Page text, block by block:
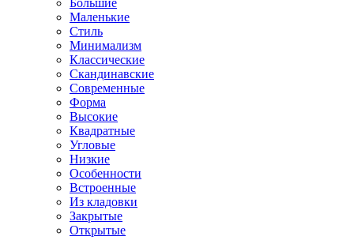
Большие
Маленькие
Стиль
Минимализм
Классические
Скандинавские
Современные
Форма
Высокие
Квадратные
Угловые
Низкие
Особенности
Встроенные
Из кладовки
Закрытые
Открытые